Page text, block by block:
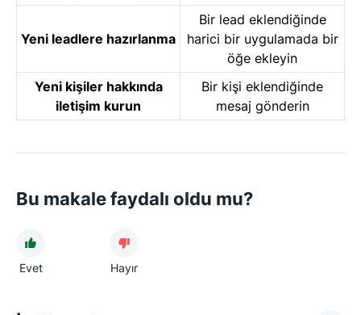
Yeni leadlere hazırlanma
Bir lead eklendiğinde
harici bir uygulamada bir
öğe ekleyin
Yeni kişiler hakkında
iletişim kurun
Bir kişi eklendiğinde
mesaj gönderin
Bu makale faydalı oldu mu?
Evet Hayır